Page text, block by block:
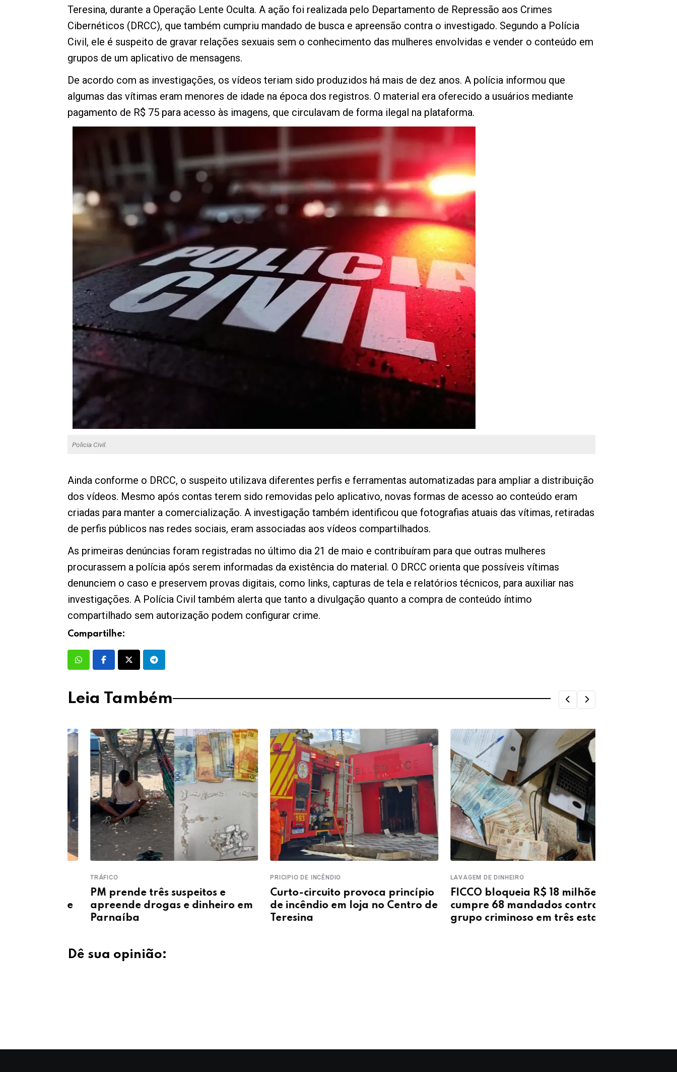
Teresina, durante a Operação Lente Oculta. A ação foi realizada pelo Departamento de Repressão aos Crimes
Cibernéticos (DRCC), que também cumpriu mandado de busca e apreensão contra o investigado. Segundo a Polícia
Civil, ele é suspeito de gravar relações sexuais sem o conhecimento das mulheres envolvidas e vender o conteúdo em
grupos de um aplicativo de mensagens.
De acordo com as investigações, os vídeos teriam sido produzidos há mais de dez anos. A polícia informou que
algumas das vítimas eram menores de idade na época dos registros. O material era oferecido a usuários mediante
pagamento de R$ 75 para acesso às imagens, que circulavam de forma ilegal na plataforma.
Policia Civil.
Ainda conforme o DRCC, o suspeito utilizava diferentes perfis e ferramentas automatizadas para ampliar a distribuição
dos vídeos. Mesmo após contas terem sido removidas pelo aplicativo, novas formas de acesso ao conteúdo eram
criadas para manter a comercialização. A investigação também identificou que fotografias atuais das vítimas, retiradas
de perfis públicos nas redes sociais, eram associadas aos vídeos compartilhados.
As primeiras denúncias foram registradas no último dia 21 de maio e contribuíram para que outras mulheres
procurassem a polícia após serem informadas da existência do material. O DRCC orienta que possíveis vítimas
denunciem o caso e preservem provas digitais, como links, capturas de tela e relatórios técnicos, para auxiliar nas
investigações. A Polícia Civil também alerta que tanto a divulgação quanto a compra de conteúdo íntimo
compartilhado sem autorização podem configurar crime.
Compartilhe:
Leia Também
TRÁFICO
PM prende três suspeitos e
apreende drogas e dinheiro em
Parnaíba
PRICIPIO DE INCÊNDIO
Curto-circuito provoca princípio
de incêndio em loja no Centro de
Teresina
LAVAGEM DE DINHEIRO
FICCO bloqueia R$ 18 milhões e
cumpre 68 mandados contra
grupo criminoso em três estados
Dê sua opinião: